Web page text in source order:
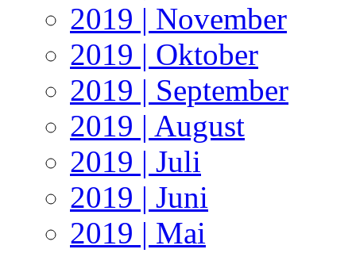
2019 | November
2019 | Oktober
2019 | September
2019 | August
2019 | Juli
2019 | Juni
2019 | Mai